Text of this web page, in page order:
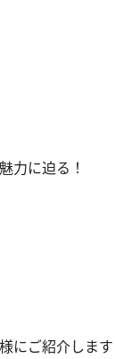
力に迫る！
にご紹介します